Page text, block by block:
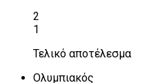
2
1
Τελικό αποτέλεσμα
Ολυμπιακός